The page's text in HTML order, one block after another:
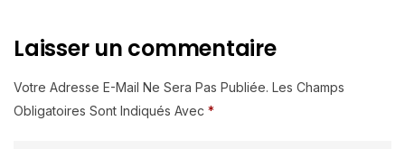
Laisser un commentaire
Votre Adresse E-Mail Ne Sera Pas Publiée. Les Champs
Obligatoires Sont Indiqués Avec *